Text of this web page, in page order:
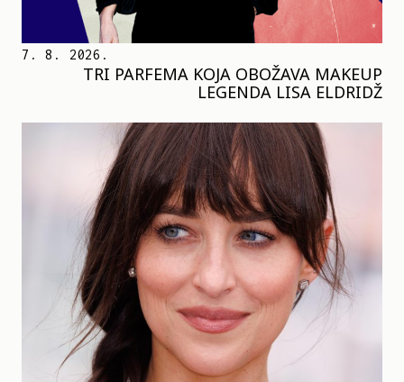
7. 8. 2026.
TRI PARFEMA KOJA OBOŽAVA MAKEUP
LEGENDA LISA ELDRIDŽ